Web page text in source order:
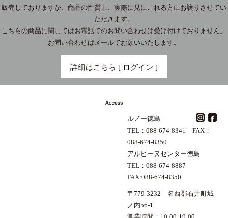
販売しておりますが、商品の性質上、実際に見にこれる方にお譲りさせてい
ただきます。
こちらの商品に関してはお電話でのお問い合わせは受け付けておりません。
お問い合わせはメールでお願いいたします。
詳細はこちら [ ログイン ]
ルノー徳島
TEL：088-674-8341 FAX：
088-674-8350
アルピーヌセンター徳島
TEL：088-674-8887
FAX:088-674-8350
〒779-3232 名西郡石井町城
ノ内56-1